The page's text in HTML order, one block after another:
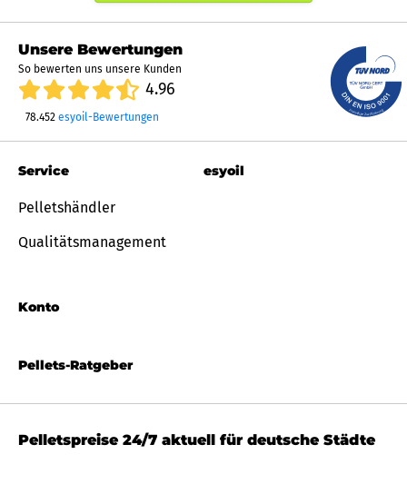
Unsere Bewertungen
So bewerten uns unsere Kunden
4.96
78.452 esyoil-Bewertungen
Pellets-Ratgeber
Service
Pelletshändler
Qualitätsmanagement
Konto
esyoil
Pelletspreise 24/7 aktuell für deutsche Städte